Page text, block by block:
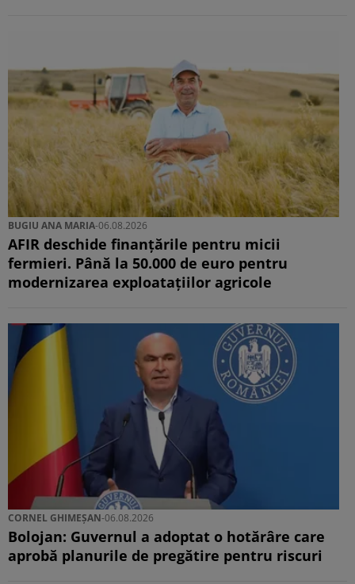
BUGIU ⁠ANA MARIA-06.08.2026
AFIR deschide finanțările pentru micii
fermieri. Până la 50.000 de euro pentru
modernizarea exploatațiilor agricole
CORNEL GHIMEȘAN-06.08.2026
Bolojan: Guvernul a adoptat o hotărâre care
aprobă planurile de pregătire pentru riscuri